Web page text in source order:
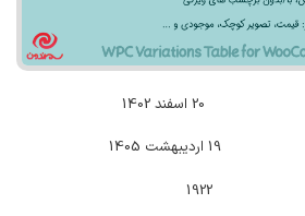
20 اسفند 1402
19 اردیبهشت 1405
1922